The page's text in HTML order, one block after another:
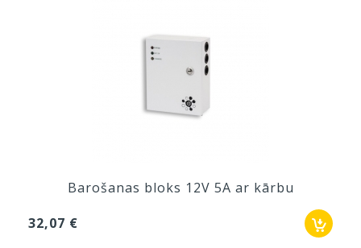
Barošanas bloks 12V 5A ar kārbu
32,07 €